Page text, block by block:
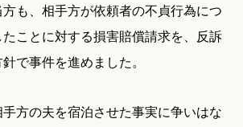
も、相手方が依頼者の不貞行為につ
ことに対する損害賠償請求を、反訴
で事件を進めました。
方の夫を宿泊させた事実に争いはな